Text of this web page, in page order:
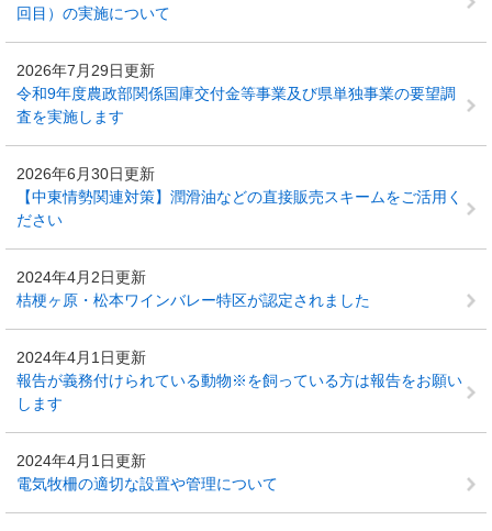
回目）の実施について
2026年7月29日更新
令和9年度農政部関係国庫交付金等事業及び県単独事業の要望調
査を実施します
2026年6月30日更新
【中東情勢関連対策】潤滑油などの直接販売スキームをご活用く
ださい
2024年4月2日更新
桔梗ヶ原・松本ワインバレー特区が認定されました
2024年4月1日更新
報告が義務付けられている動物※を飼っている方は報告をお願い
します
2024年4月1日更新
電気牧柵の適切な設置や管理について